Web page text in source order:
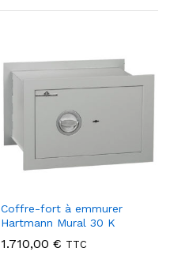
Coffre-fort à emmurer
Hartmann Mural 30 K
1.710,00 € TTC